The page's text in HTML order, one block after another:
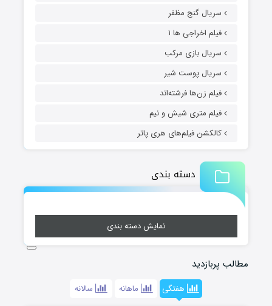
سریال گنج مظفر
فیلم اخراجی ها ۱
سریال بازی مرکب
سریال پوست شیر
فیلم زن‌ها فرشته‌اند
فیلم متری شیش و نیم
کالکشن فیلم‌های هری پاتر
دسته بندی
نمایش دسته بندی
مطالب پربازدید
هفتگی ماهانه سالانه